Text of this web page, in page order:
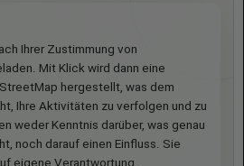
Ihrer Zustimmung von
Mit Klick wird dann eine
hergestellt, was dem
Ihre Aktivitäten zu verfolgen und zu
weder Kenntnis darüber, was genau
noch darauf einen Einfluss. Sie
eigene Verantwortung.